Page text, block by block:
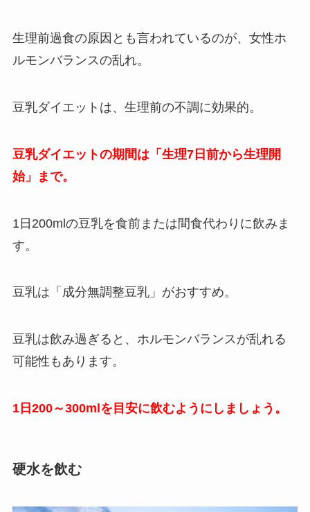
生理前過食の原因とも言われているのが、女性ホ
ルモンバランスの乱れ。
豆乳ダイエットは、生理前の不調に効果的。
豆乳ダイエットの期間は「生理7日前から生理開
始」まで。
1日200mlの豆乳を食前または間食代わりに飲みま
す。
豆乳は「成分無調整豆乳」がおすすめ。
豆乳は飲み過ぎると、ホルモンバランスが乱れる
可能性もあります。
1日200～300mlを目安に飲むようにしましょう。
硬水を飲む